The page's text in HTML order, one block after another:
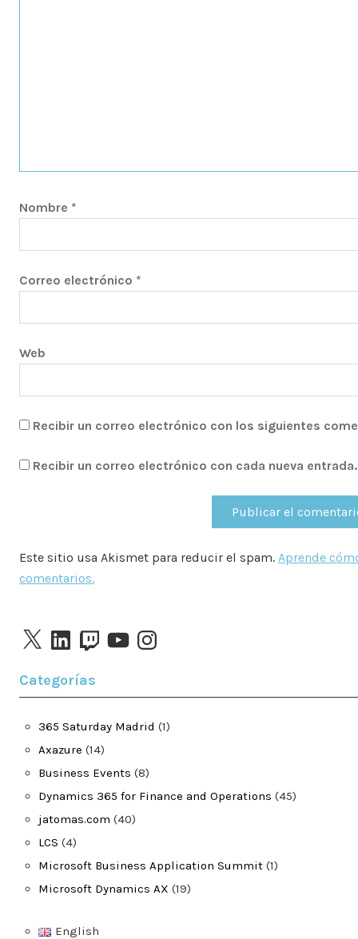
Nombre *
Correo electrónico *
Web
Recibir un correo electrónico con los siguientes
Recibir un correo electrónico con cada nueva entrada.
Este sitio usa Akismet para reducir el spam. Aprende
comentarios.
X LinkedInTwitchYouTubeInstagram
Categorías
365 Saturday Madrid (1)
Axazure (14)
Business Events (8)
Dynamics 365 for Finance and Operations (45)
jatomas.com (40)
LCS (4)
Microsoft Business Application Summit (1)
Microsoft Dynamics AX (19)
English